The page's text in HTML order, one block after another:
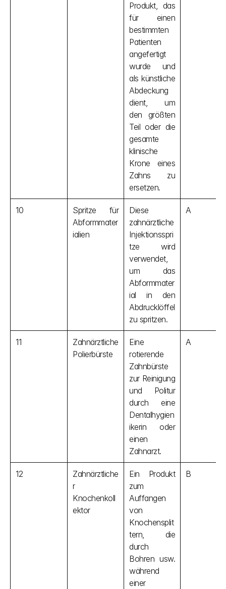
Produkt, das
für einen
bestimmten
Patienten
angefertigt
wurde und
als künstliche
Abdeckung
dient, um
den größten
Teil oder die
gesamte
klinische
Krone eines
Zahns zu
ersetzen.
10
Spritze für
Abformmater
ialien
Diese
zahnärztliche
Injektionsspri
tze wird
verwendet,
um das
Abformmater
ial in den
Abdrucklöffel
zu spritzen.
A
11
Zahnärztliche
Polierbürste
Eine
rotierende
Zahnbürste
zur Reinigung
und Politur
durch eine
Dentalhygien
ikerin oder
einen
Zahnarzt.
A
12
Zahnärztliche
r
Knochenkoll
ektor
Ein Produkt
zum
Auffangen
von
Knochensplit
tern, die
durch
Bohren usw.
während
einer
B